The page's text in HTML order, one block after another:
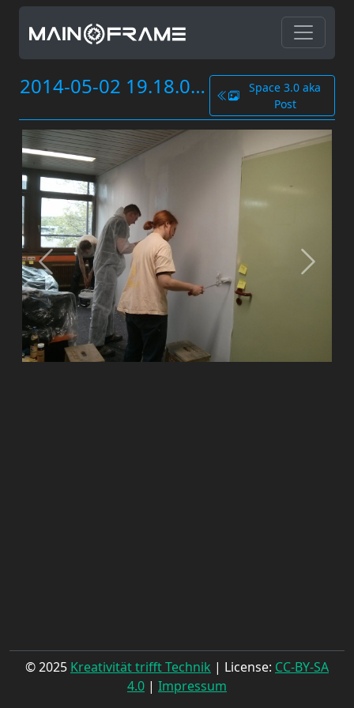
2014-05-02 19.18.07.jpg
Space 3.0 aka
Post
© 2025 Kreativität trifft Technik | License: CC-BY-SA
4.0 | Impressum